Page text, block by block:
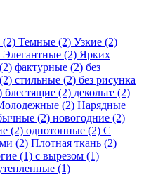
(2) Темные (2) Узкие (2)
Элегантные (2) Ярких
фактурные (2) без
стильные (2) без рисунка
блестящие (2) декольте (2)
(2) Нарядные
(2) новогодние (2)
(2) однотонные (2) С
(2) Плотная ткань (2)
(1) с вырезом (1)
(1)